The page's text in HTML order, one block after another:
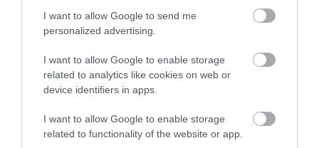
I want to allow Google to send me
personalized advertising.
I want to allow Google to enable storage
related to analytics like cookies on web or
device identifiers in apps.
I want to allow Google to enable storage
related to functionality of the website or app.
elsőként, ahol mindössze 2,3 négyzetméter jut
egy látogatóra. Ezt követi a Cala Macarella,
vagyis Barcelona városi strandja.
Érdekesség, hogy
a tíz legzsúfoltabb strand közül nyolc
Spanyolországbantalálható, ami részben az ország